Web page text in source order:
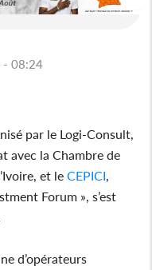
- 08:24
par le Logi-Consult,
avec la Chambre de
et le CEPICI,
Forum », s’est
d’opérateurs